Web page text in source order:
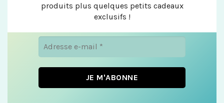
produits plus quelques petits cadeaux
exclusifs !